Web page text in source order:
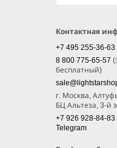
Контактная
+7 495 255-36-63
8 800 775-65-57
бесплатный)
г. Москва,
БЦ Альтеза, 3-й
+7 926 928-84-83
Telegram